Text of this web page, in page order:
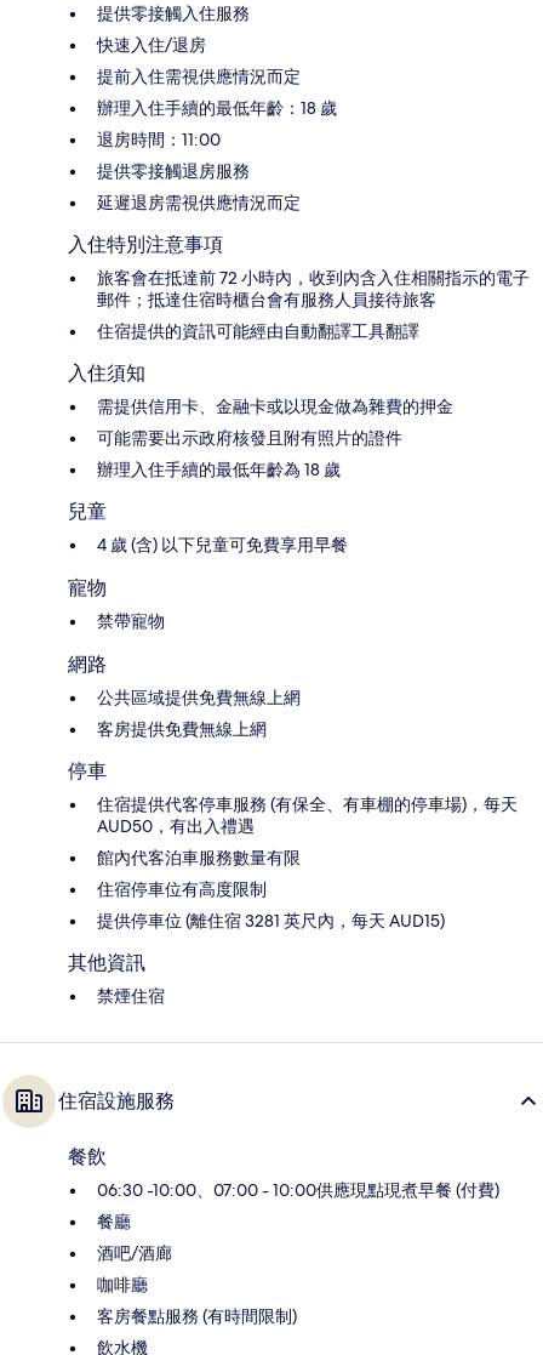
提供零接觸入住服務
快速入住/退房
提前入住需視供應情況而定
辦理入住手續的最低年齡：18 歲
退房時間：11:00
提供零接觸退房服務
延遲退房需視供應情況而定
入住特別注意事項
旅客會在抵達前 72 小時內，收到內含入住相關指示的電子
郵件；抵達住宿時櫃台會有服務人員接待旅客
住宿提供的資訊可能經由自動翻譯工具翻譯
入住須知
需提供信用卡、金融卡或以現金做為雜費的押金
可能需要出示政府核發且附有照片的證件
辦理入住手續的最低年齡為 18 歲
兒童
4 歲 (含) 以下兒童可免費享用早餐
寵物
禁帶寵物
網路
公共區域提供免費無線上網
客房提供免費無線上網
停車
住宿提供代客停車服務 (有保全、有車棚的停車場)，每天
AUD50，有出入禮遇
館內代客泊車服務數量有限
住宿停車位有高度限制
提供停車位 (離住宿 3281 英尺內，每天 AUD15)
其他資訊
禁煙住宿
住宿設施服務
餐飲
06:30 -10:00、07:00 - 10:00供應現點現煮早餐 (付費)
餐廳
酒吧/酒廊
咖啡廳
客房餐點服務 (有時間限制)
飲水機